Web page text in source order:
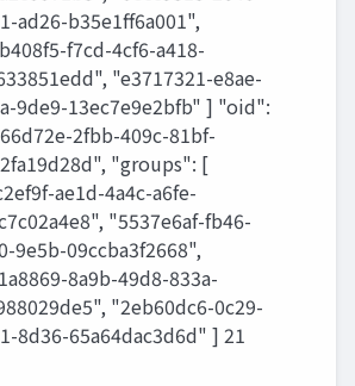
ad26-b35e1ff6a001",
f7cd-4cf6-a418-
"e3717321-e8ae-
9de9-13ec7e9e2bfb" ] "oid":
2fbb-409c-81bf-
"groups": [
ae1d-4a4c-a6fe-
"5537e6af-fb46-
9e5b-09ccba3f2668",
8a9b-49d8-833a-
"2eb60dc6-0c29-
8d36-65a64dac3d6d" ] 21